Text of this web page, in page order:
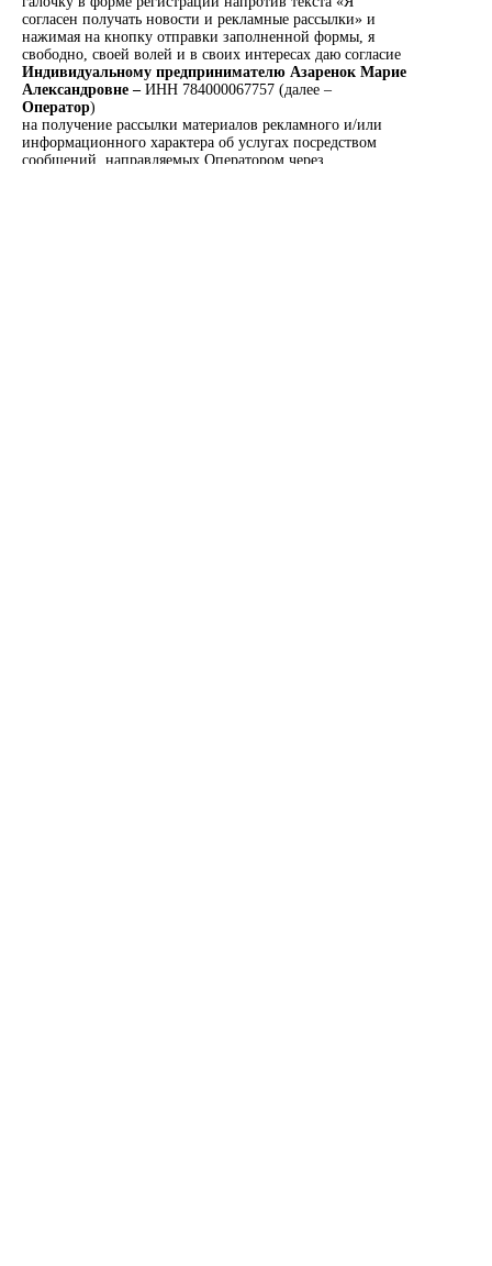
согласен получать новости и рекламные рассылки» и
нажимая на кнопку отправки заполненной формы, я
свободно, своей волей и в своих интересах даю согласие
Индивидуальному предпринимателю Азаренок Марие
Александровне – ИНН 784000067757 (далее –
Оператор)
на получение рассылки материалов рекламного и/или
информационного характера об услугах посредством
сообщений, направляемых Оператором через